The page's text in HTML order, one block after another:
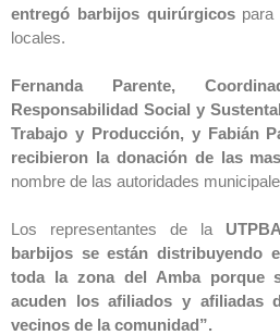
entregó barbijos quirúrgicospara
locales.
Fernanda Parente,
Responsabilidad Social y
Trabajo y Producción, y Fabián
recibieron la donación de las
nombre de las autoridades
Los representantes de la
barbijos se están distribuyendo
toda la zona del Amba porque
acuden los afiliados y afiliadas
vecinos de la comunidad”.